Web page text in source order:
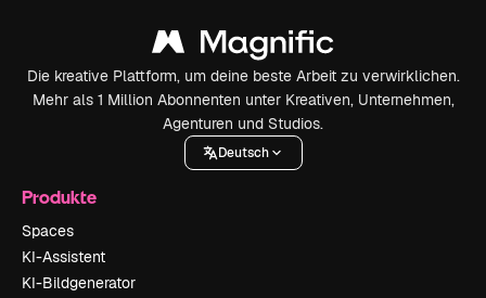
Die kreative Plattform, um deine beste Arbeit zu verwirklichen.
Mehr als 1 Million Abonnenten unter Kreativen, Unternehmen,
Agenturen und Studios.
Deutsch
Produkte
Spaces
KI-Assistent
KI-Bildgenerator